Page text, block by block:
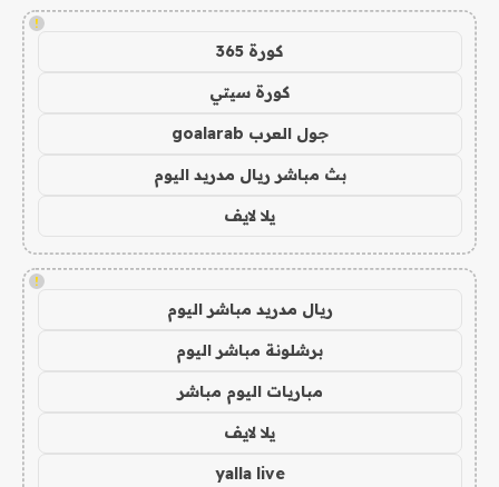
!
كورة 365
كورة سيتي
جول العرب goalarab
بث مباشر ريال مدريد اليوم
يلا لايف
!
ريال مدريد مباشر اليوم
برشلونة مباشر اليوم
مباريات اليوم مباشر
يلا لايف
yalla live